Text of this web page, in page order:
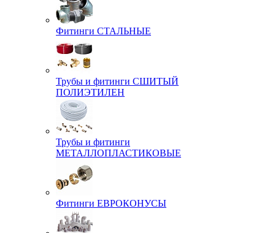
Фитинги СТАЛЬНЫЕ
Трубы и фитинги СШИТЫЙ
ПОЛИЭТИЛЕН
Трубы и фитинги
МЕТАЛЛОПЛАСТИКОВЫЕ
Фитинги ЕВРОКОНУСЫ